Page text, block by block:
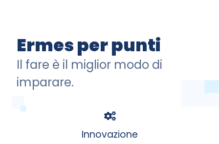
Ermes per punti
Il fare è il miglior modo di
imparare.
Innovazione